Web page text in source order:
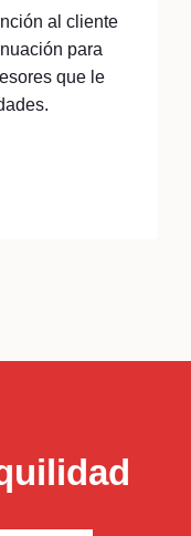
al cliente
para
que le